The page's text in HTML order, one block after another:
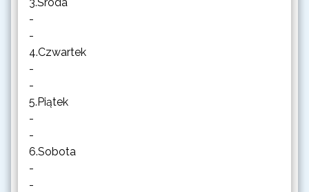
-
-
4.Czwartek
-
-
5.Piątek
-
-
6.Sobota
-
-